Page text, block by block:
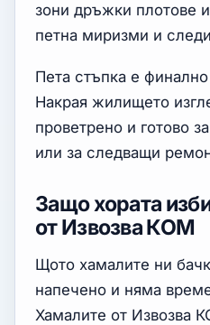
зони дръжки плотове
петна миризми и
Пета стъпка е
Накрая жилището
проветрено и готово
или за следващи
Защо хората
от Извозва КОМ
Щото хамалите ни
напечено и няма
Хамалите от Извозва